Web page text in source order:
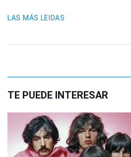
LAS MÁS LEIDAS
TE PUEDE INTERESAR